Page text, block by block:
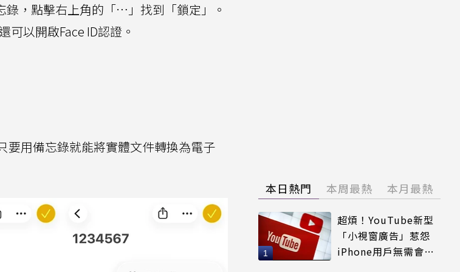
錄，點擊右上角的「…」找到「鎖定」。
以開啟Face ID認證。
要用備忘錄就能將實體文件轉換為電子
本日熱門 本周最熱 本月最熱
超煩！YouTube新型
「小視窗廣告」惹怨
iPhone用戶無需會員